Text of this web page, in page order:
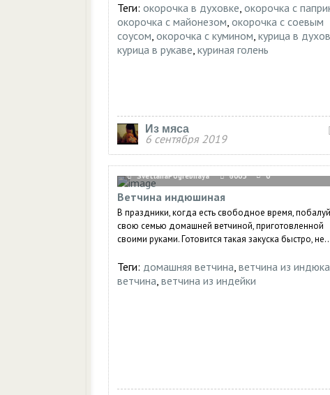
Теги: окорочка в духовке, окорочка с
окорочка с майонезом, окорочка с соевым
соусом, окорочка с кумином, курица в
курица в рукаве, куриная голень
Из мяса
6 сентября 2019
SvetlanaPogrebnaya 6005 0
Ветчина индюшиная
В праздники, когда есть свободное время,
свою семью домашней ветчиной, приготовленной
своими руками. Готовится такая закуска быстро,
Теги: домашняя ветчина, ветчина из индюка
ветчина, ветчина из индейки